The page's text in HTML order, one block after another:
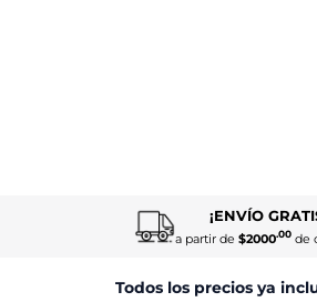
¡ENVÍO
a partir de $2000.00de
Todos los precios ya